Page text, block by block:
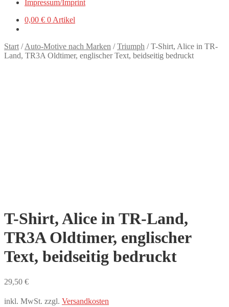
Impressum/Imprint
0,00 € 0 Artikel
Start /Auto-Motive nach Marken /Triumph /T-Shirt, Alice in TR-
Land, TR3A Oldtimer, englischer Text, beidseitig bedruckt
T-Shirt, Alice in TR-Land,
TR3A Oldtimer, englischer
Text, beidseitig bedruckt
29,50 €
inkl. MwSt. zzgl. Versandkosten